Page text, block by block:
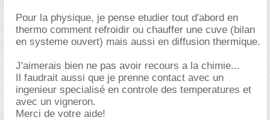
Pour la physique, je pense etudier tout d'abord en
thermo comment refroidir ou chauffer une cuve (bilan
en systeme ouvert) mais aussi en diffusion thermique.
J'aimerais bien ne pas avoir recours a la chimie...
Il faudrait aussi que je prenne contact avec un
ingenieur specialisé en controle des temperatures et
avec un vigneron.
Merci de votre aide!